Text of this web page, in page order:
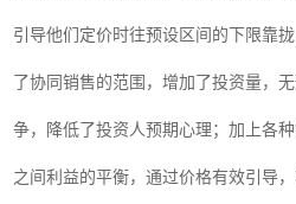
引导他们定价时往预设区间的下限靠
了协同销售的范围，增加了投资量，
争，降低了投资人预期心理；加上各
之间利益的平衡，通过价格有效引导